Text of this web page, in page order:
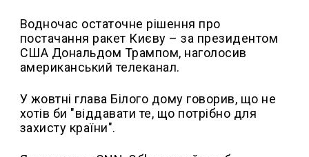
Водночас остаточне рішення про
постачання ракет Києву – за президентом
США Дональдом Трампом, наголосив
американський телеканал.
У жовтні глава Білого дому говорив, що не
хотів би "віддавати те, що потрібно для
захисту країни".